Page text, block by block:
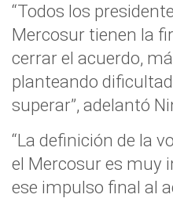
“Todos los
Mercosur tienen la
cerrar el acuerdo,
planteando
superar”, adelantó
“La definición de la
el Mercosur es muy
ese impulso final al